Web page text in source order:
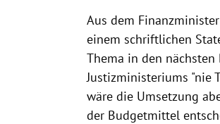
Aus dem
einem schriftlichen
Thema in den
Justizministeriums "nie
wäre die Umsetzung
der Budgetmittel